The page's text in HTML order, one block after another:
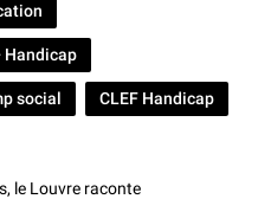
Handicap
social CLEF Handicap
le Louvre raconte